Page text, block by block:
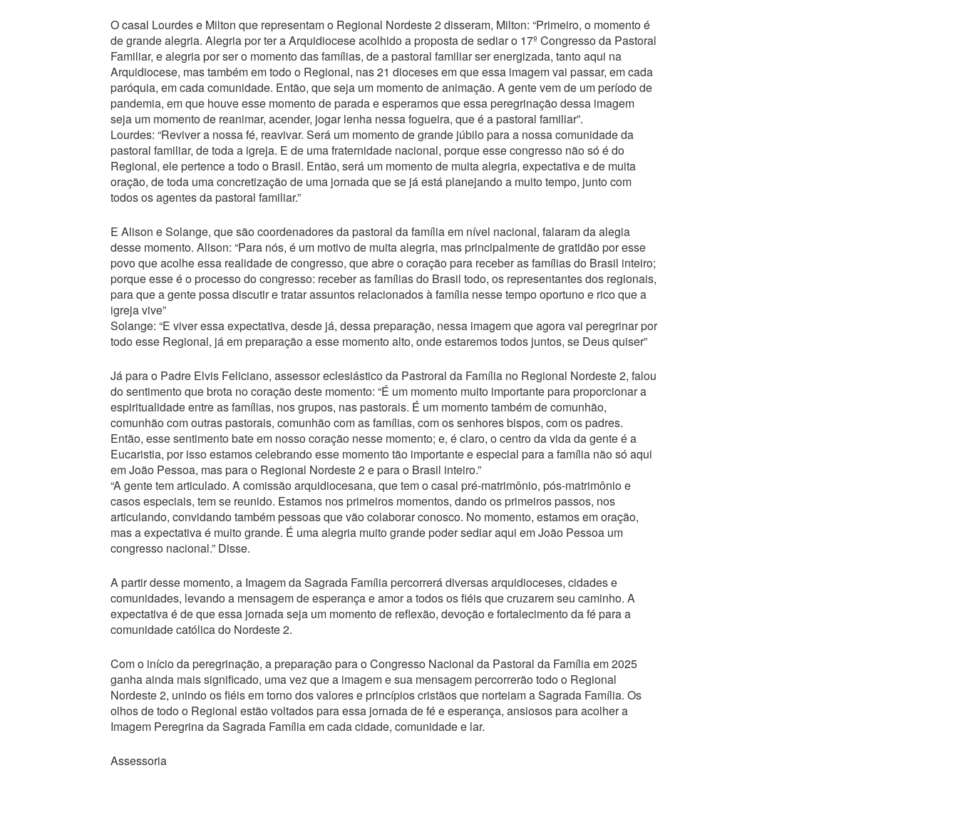
O casal Lourdes e Milton que representam o Regional Nordeste 2 disseram, Milton: “Primeiro, o momento é
de grande alegria. Alegria por ter a Arquidiocese acolhido a proposta de sediar o 17º Congresso da Pastoral
Familiar, e alegria por ser o momento das famílias, de a pastoral familiar ser energizada, tanto aqui na
Arquidiocese, mas também em todo o Regional, nas 21 dioceses em que essa imagem vai passar, em cada
paróquia, em cada comunidade. Então, que seja um momento de animação. A gente vem de um período de
pandemia, em que houve esse momento de parada e esperamos que essa peregrinação dessa imagem
seja um momento de reanimar, acender, jogar lenha nessa fogueira, que é a pastoral familiar”.
Lourdes: “Reviver a nossa fé, reavivar. Será um momento de grande júbilo para a nossa comunidade da
pastoral familiar, de toda a igreja. E de uma fraternidade nacional, porque esse congresso não só é do
Regional, ele pertence a todo o Brasil. Então, será um momento de muita alegria, expectativa e de muita
oração, de toda uma concretização de uma jornada que se já está planejando a muito tempo, junto com
todos os agentes da pastoral familiar.”
E Alison e Solange, que são coordenadores da pastoral da família em nível nacional, falaram da alegia
desse momento. Alison: “Para nós, é um motivo de muita alegria, mas principalmente de gratidão por esse
povo que acolhe essa realidade de congresso, que abre o coração para receber as famílias do Brasil inteiro;
porque esse é o processo do congresso: receber as famílias do Brasil todo, os representantes dos regionais,
para que a gente possa discutir e tratar assuntos relacionados à família nesse tempo oportuno e rico que a
igreja vive”
Solange: “E viver essa expectativa, desde já, dessa preparação, nessa imagem que agora vai peregrinar por
todo esse Regional, já em preparação a esse momento alto, onde estaremos todos juntos, se Deus quiser”
Já para o Padre Elvis Feliciano, assessor eclesiástico da Pastroral da Família no Regional Nordeste 2, falou
do sentimento que brota no coração deste momento: “É um momento muito importante para proporcionar a
espiritualidade entre as famílias, nos grupos, nas pastorais. É um momento também de comunhão,
comunhão com outras pastorais, comunhão com as famílias, com os senhores bispos, com os padres.
Então, esse sentimento bate em nosso coração nesse momento; e, é claro, o centro da vida da gente é a
Eucaristia, por isso estamos celebrando esse momento tão importante e especial para a família não só aqui
em João Pessoa, mas para o Regional Nordeste 2 e para o Brasil inteiro.”
“A gente tem articulado. A comissão arquidiocesana, que tem o casal pré-matrimônio, pós-matrimônio e
casos especiais, tem se reunido. Estamos nos primeiros momentos, dando os primeiros passos, nos
articulando, convidando também pessoas que vão colaborar conosco. No momento, estamos em oração,
mas a expectativa é muito grande. É uma alegria muito grande poder sediar aqui em João Pessoa um
congresso nacional.” Disse.
A partir desse momento, a Imagem da Sagrada Família percorrerá diversas arquidioceses, cidades e
comunidades, levando a mensagem de esperança e amor a todos os fiéis que cruzarem seu caminho. A
expectativa é de que essa jornada seja um momento de reflexão, devoção e fortalecimento da fé para a
comunidade católica do Nordeste 2.
Com o início da peregrinação, a preparação para o Congresso Nacional da Pastoral da Família em 2025
ganha ainda mais significado, uma vez que a imagem e sua mensagem percorrerão todo o Regional
Nordeste 2, unindo os fiéis em torno dos valores e princípios cristãos que norteiam a Sagrada Família. Os
olhos de todo o Regional estão voltados para essa jornada de fé e esperança, ansiosos para acolher a
Imagem Peregrina da Sagrada Família em cada cidade, comunidade e lar.
Assessoria